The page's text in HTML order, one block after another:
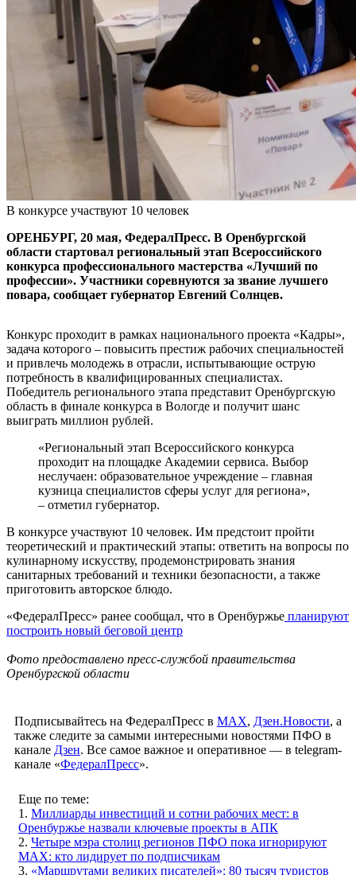
В конкурсе участвуют 10 человек
ОРЕНБУРГ, 20 мая, ФедералПресс. В Оренбургской
области стартовал региональный этап Всероссийского
конкурса профессионального мастерства «Лучший по
профессии». Участники соревнуются за звание лучшего
повара, сообщает губернатор Евгений Солнцев.
Конкурс проходит в рамках национального проекта «Кадры»,
задача которого – повысить престиж рабочих специальностей
и привлечь молодежь в отрасли, испытывающие острую
потребность в квалифицированных специалистах.
Победитель регионального этапа представит Оренбургскую
область в финале конкурса в Вологде и получит шанс
выиграть миллион рублей.
«Региональный этап Всероссийского конкурса
проходит на площадке Академии сервиса. Выбор
неслучаен: образовательное учреждение – главная
кузница специалистов сферы услуг для региона»,
– отметил губернатор.
В конкурсе участвуют 10 человек. Им предстоит пройти
теоретический и практический этапы: ответить на вопросы по
кулинарному искусству, продемонстрировать знания
санитарных требований и техники безопасности, а также
приготовить авторское блюдо.
«ФедералПресс» ранее сообщал, что в Оренбуржье планируют
построить новый беговой центр
Фото предоставлено пресс-службой правительства
Оренбургской области
Подписывайтесь на ФедералПресс в МАХ, Дзен.Новости, а
также следите за самыми интересными новостями ПФО в
канале Дзен. Все самое важное и оперативное — в telegram-
канале «ФедералПресс».
Еще по теме:
1. Миллиарды инвестиций и сотни рабочих мест: в
Оренбуржье назвали ключевые проекты в АПК
2. Четыре мэра столиц регионов ПФО пока игнорируют
MAX: кто лидирует по подписчикам
3. «Маршрутами великих писателей»: 80 тысяч туристов